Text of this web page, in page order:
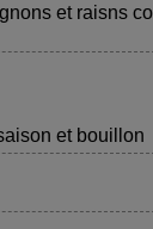
et raisns
et bouillon